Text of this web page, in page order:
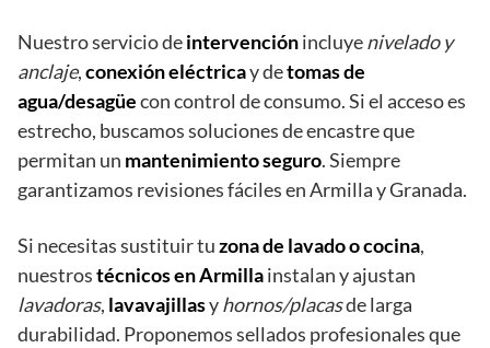
Nuestro servicio deintervenciónincluyenivelado y
anclaje,conexión eléctricay detomas de
agua/desagüecon control de consumo. Si el acceso es
estrecho, buscamos soluciones de encastre que
permitan un mantenimiento seguro. Siempre
garantizamos revisiones fáciles en Armilla y Granada.
Si necesitas sustituir tuzona de lavado o cocina,
nuestrostécnicos en Armillainstalan y ajustan
lavadoras, lavavajillasyhornos/placasde larga
durabilidad. Proponemos sellados profesionales que